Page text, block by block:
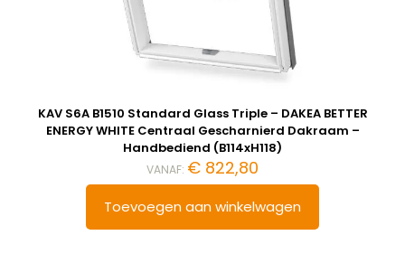
KAV S6A B1510 Standard Glass Triple – DAKEA BETTER
ENERGY WHITE Centraal Gescharnierd Dakraam –
Handbediend (B114xH118)
VANAF: € 822,80
Toevoegen aan winkelwagen